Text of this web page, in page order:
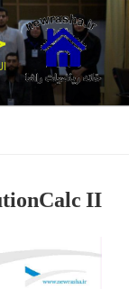
II